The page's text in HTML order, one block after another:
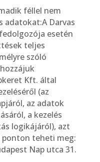
féllel nem
adatokat:A Darvas
esetén
teljes
szóló
Kft. által
(az
az adatok
a kezelés
logikájáról), azt
ponton teheti meg:
Nap utca 31.